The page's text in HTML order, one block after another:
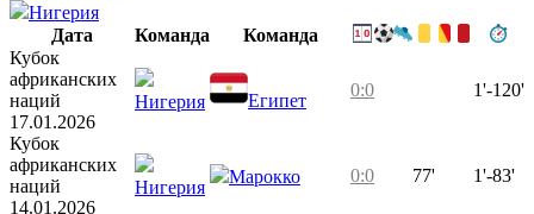
Нигерия
Дата
Команда
Команда
Кубок
африканских
наций
17.01.2026
Нигерия Египет
0:0 1'-120'
Кубок
африканских
наций
14.01.2026
Нигерия
Марокко 0:0 77' 1'-83'